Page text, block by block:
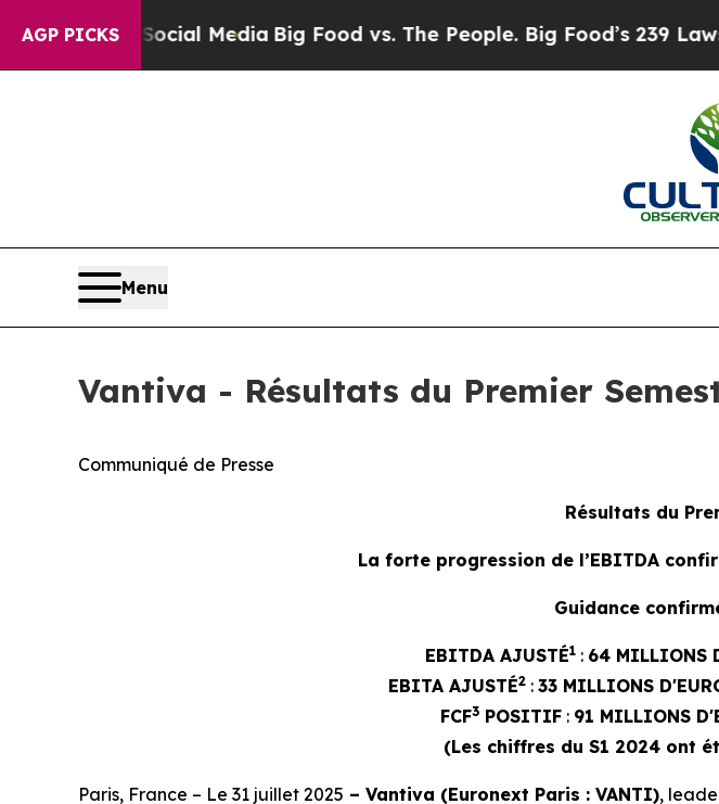
AGP PICKS
Media Big Food vs. The People. Big Food’s 239 Lawsuits
Menu
Vantiva - Résultats du Premier
Communiqué de Presse
Résultats du
La forte progression de l’EBITDA
Guidance
EBITDA AJUSTÉ1: 64 MILLIONS
EBITA AJUSTÉ2 : 33 MILLIONS
FCF3 POSITIF : 91 MILLIONS
(Les chiffres du S1 2024 ont
Paris, France – Le 31 juillet 2025 – Vantiva (Euronext Paris : VANTI),